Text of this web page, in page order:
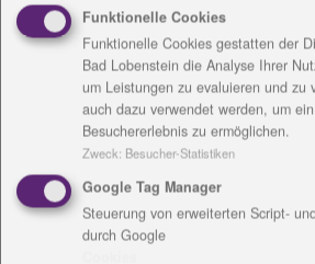
Wie stellt sich aktuell die Lage im
Schleiz dar?
Alle Bewohnerinnen und
versorgt, es gibt aktuell keine
Versorgung sowie keine
Symptomatik oder schwere
Bisher akzeptieren alle Klienten
Situation in der Einrichtung gut,
Funktionelle Cookies
Funktionelle Cookies gestatten der
Bad Lobenstein die Analyse Ihrer
um Leistungen zu evaluieren und zu
auch dazu verwendet werden, um
Besuchererlebnis zu ermöglichen.
Zweck: Besucher-Statistiken
Google Tag Manager
Steuerung von erweiterten Script-
durch Google